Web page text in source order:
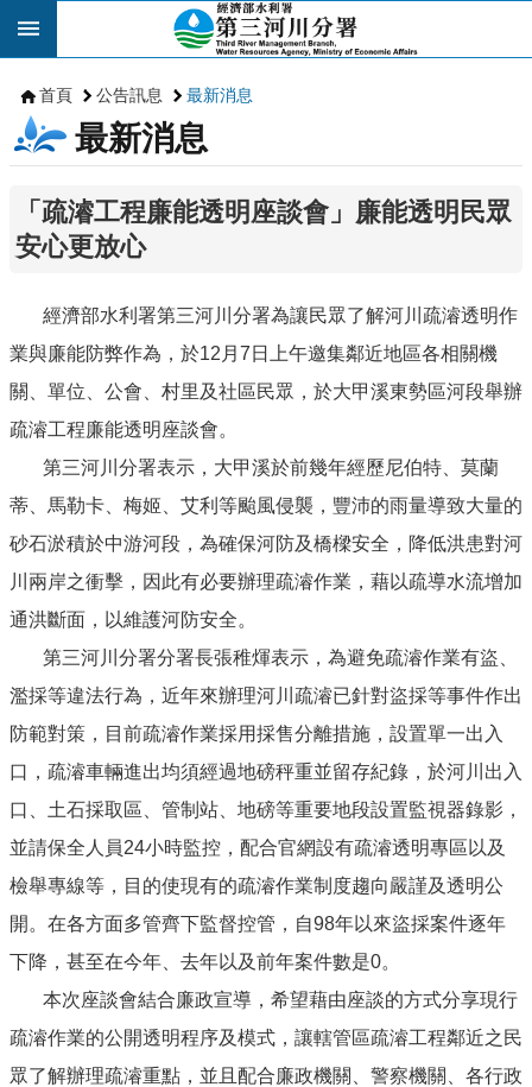
跳到主要內容區塊
首頁 公告訊息 最新消息
最新消息
「疏濬工程廉能透明座談會」廉能透明民眾
安心更放心
經濟部水利署第三河川分署為讓民眾了解河川疏濬透明作
業與廉能防弊作為，於12月7日上午邀集鄰近地區各相關機
關、單位、公會、村里及社區民眾，於大甲溪東勢區河段舉辦
疏濬工程廉能透明座談會。
第三河川分署表示，大甲溪於前幾年經歷尼伯特、莫蘭
蒂、馬勒卡、梅姬、艾利等颱風侵襲，豐沛的雨量導致大量的
砂石淤積於中游河段，為確保河防及橋樑安全，降低洪患對河
川兩岸之衝擊，因此有必要辦理疏濬作業，藉以疏導水流增加
通洪斷面，以維護河防安全。
第三河川分署分署長張稚煇表示，為避免疏濬作業有盜、
濫採等違法行為，近年來辦理河川疏濬已針對盜採等事件作出
防範對策，目前疏濬作業採用採售分離措施，設置單一出入
口，疏濬車輛進出均須經過地磅秤重並留存紀錄，於河川出入
口、土石採取區、管制站、地磅等重要地段設置監視器錄影，
並請保全人員24小時監控，配合官網設有疏濬透明專區以及
檢舉專線等，目的使現有的疏濬作業制度趨向嚴謹及透明公
開。在各方面多管齊下監督控管，自98年以來盜採案件逐年
下降，甚至在今年、去年以及前年案件數是0。
本次座談會結合廉政宣導，希望藉由座談的方式分享現行
疏濬作業的公開透明程序及模式，讓轄管區疏濬工程鄰近之民
眾了解辦理疏濬重點，並且配合廉政機關、警察機關、各行政